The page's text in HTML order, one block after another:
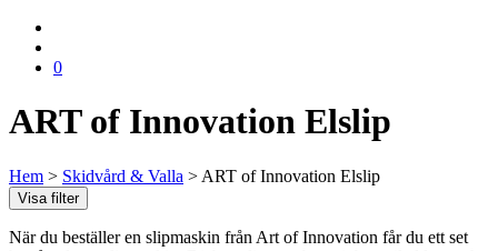
0
ART of Innovation Elslip
Hem > Skidvård & Valla > ART of Innovation Elslip
Visa filter
När du beställer en slipmaskin från Art of Innovation får du ett set